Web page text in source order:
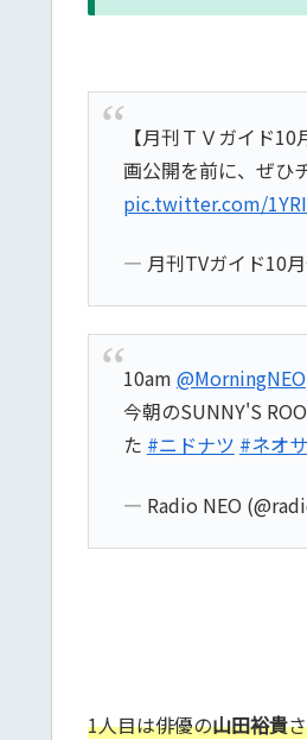
【月刊ＴＶガイド
画公開を前に、ぜひ
pic.twitter.com/
— 月刊TVガイド10
10am @MorningNEO
今朝のSUNNY'S
た #ニドナツ #ネオ
— Radio NEO
1人目は俳優の山田裕貴